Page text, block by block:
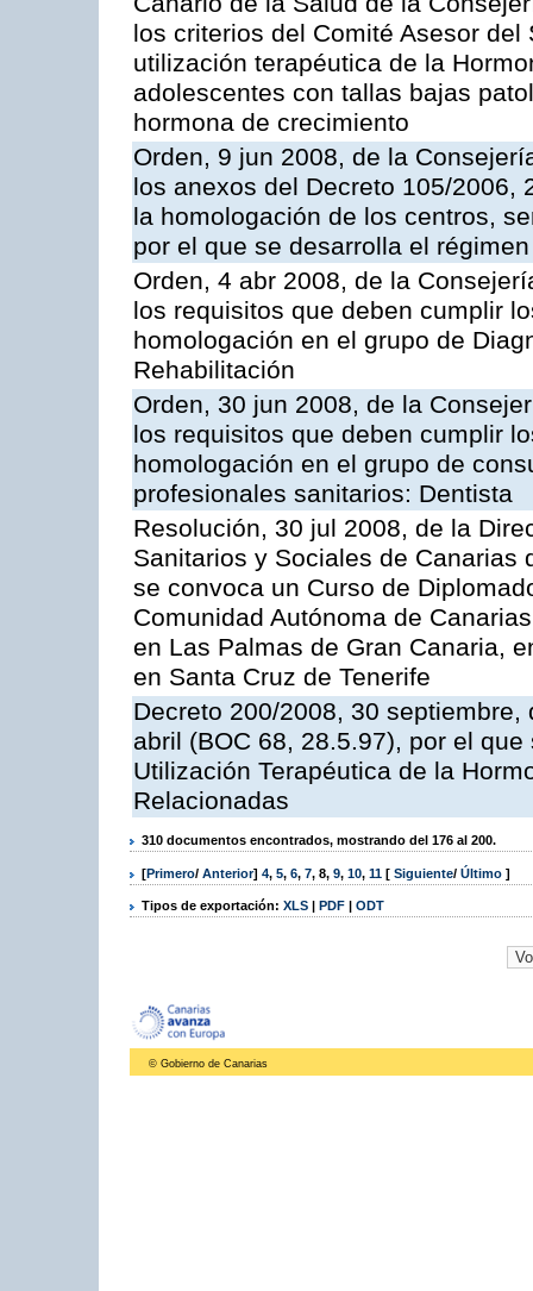
los criterios del Comité Asesor
utilización terapéutica de la
adolescentes con tallas bajas
hormona de crecimiento
Orden, 9 jun 2008, de la
los anexos del Decreto 105/2006,
la homologación de los centros,
por el que se desarrolla el
Orden, 4 abr 2008, de la
los requisitos que deben cumplir
homologación en el grupo de
Rehabilitación
Orden, 30 jun 2008, de la
los requisitos que deben cumplir
homologación en el grupo de
profesionales sanitarios: Dentista
Resolución, 30 jul 2008, de la
Sanitarios y Sociales de Canarias
se convoca un Curso de
Comunidad Autónoma de
en Las Palmas de Gran Canaria,
en Santa Cruz de Tenerife
Decreto 200/2008, 30
abril (BOC 68, 28.5.97), por el
Utilización Terapéutica de la
Relacionadas
310 documentos encontrados, mostrando del 176 al 200.
[Primero/ Anterior] 4, 5, 6, 7, 8, 9, 10, 11 [ Siguiente/ Último ]
Tipos de exportación: XLS | PDF | ODT
© Gobierno de Canarias